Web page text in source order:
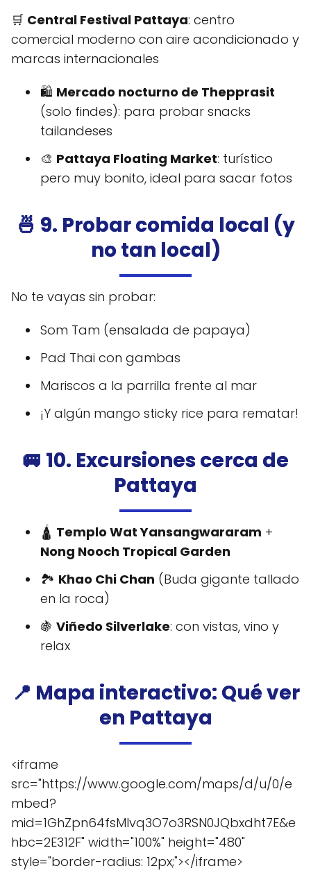
🛒 Central Festival Pattaya: centro
comercial moderno con aire acondicionado y
marcas internacionales
🛍️ Mercado nocturno de Thepprasit
(solo findes): para probar snacks
tailandeses
🎨 Pattaya Floating Market: turístico
pero muy bonito, ideal para sacar fotos
🍜 9. Probar comida local (y
no tan local)
No te vayas sin probar:
Som Tam (ensalada de papaya)
Pad Thai con gambas
Mariscos a la parrilla frente al mar
¡Y algún mango sticky rice para rematar!
🚐 10. Excursiones cerca de
Pattaya
🛕 Templo Wat Yansangwararam +
Nong Nooch Tropical Garden
🏞️ Khao Chi Chan (Buda gigante tallado
en la roca)
🍇 Viñedo Silverlake: con vistas, vino y
relax
📍 Mapa interactivo: Qué ver
en Pattaya
<iframe
src="https://www.google.com/maps/d/u/0/e
mbed?
mid=1GhZpn64fsMIvq3O7o3RSN0JQbxdht7E&e
hbc=2E312F" width="100%" height="480"
style="border-radius: 12px;"></iframe>